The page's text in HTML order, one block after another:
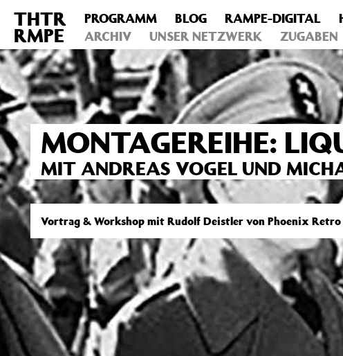
Deprecated : Die Funktion post_permalink ist seit Version 4.4.0
includes/functions.phpon line6031
THTR
RMPE
PROGRAMM BLOG RAMPE-DIGITAL
ARCHIV
UNSER NETZWERK ZUGABEN
MONTAGEREIHE:
MIT ANDREAS VOGEL UND
Vortrag & Workshop mit Rudolf Deistler von Phoenix